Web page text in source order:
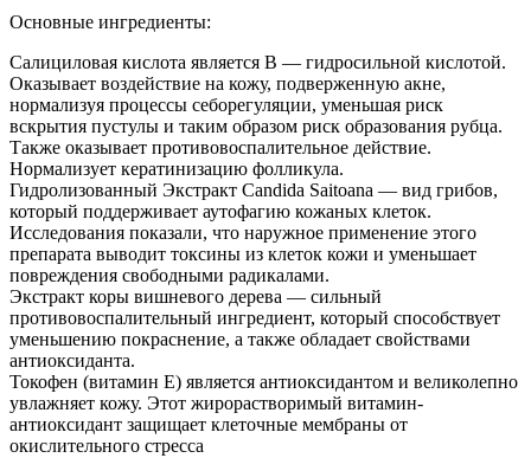
Основные ингредиенты:
Салициловая кислота является B — гидросильной кислотой.
Оказывает воздействие на кожу, подверженную акне,
нормализуя процессы себорегуляции, уменьшая риск
вскрытия пустулы и таким образом риск образования рубца.
Также оказывает противовоспалительное действие.
Нормализует кератинизацию фолликула.
Гидролизованный Экстракт Candida Saitoana — вид грибов,
который поддерживает аутофагию кожаных клеток.
Исследования показали, что наружное применение этого
препарата выводит токсины из клеток кожи и уменьшает
повреждения свободными радикалами.
Экстракт коры вишневого дерева — сильный
противовоспалительный ингредиент, который способствует
уменьшению покраснение, а также обладает свойствами
антиоксиданта.
Токофен (витамин Е) является антиоксидантом и великолепно
увлажняет кожу. Этот жирорастворимый витамин-
антиоксидант защищает клеточные мембраны от
окислительного стресса